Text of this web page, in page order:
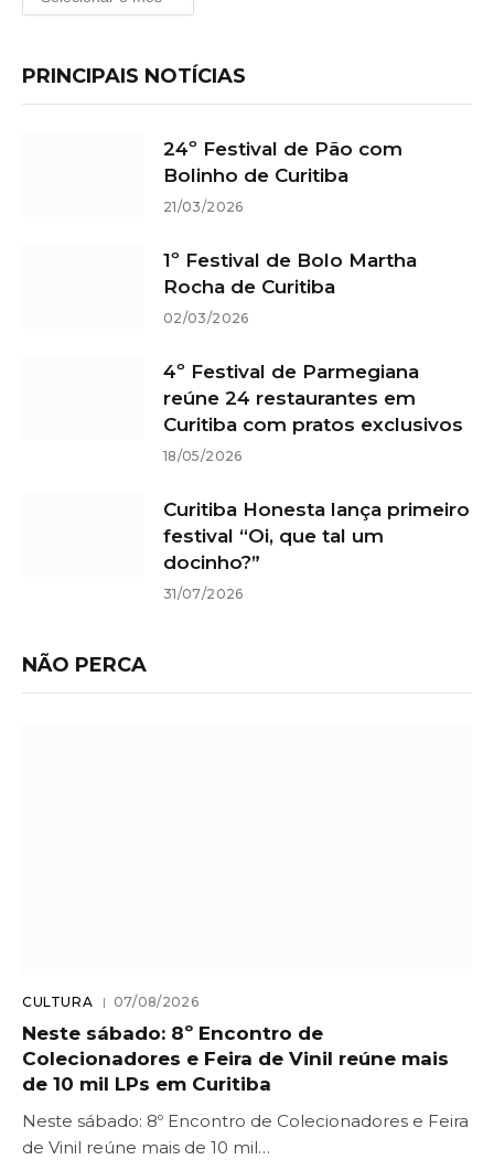
PRINCIPAIS NOTÍCIAS
24º Festival de Pão com
Bolinho de Curitiba
21/03/2026
1º Festival de Bolo Martha
Rocha de Curitiba
02/03/2026
4º Festival de Parmegiana
reúne 24 restaurantes em
Curitiba com pratos exclusivos
18/05/2026
Curitiba Honesta lança primeiro
festival “Oi, que tal um
docinho?”
31/07/2026
NÃO PERCA
CULTURA 07/08/2026
Neste sábado: 8º Encontro de
Colecionadores e Feira de Vinil reúne mais
de 10 mil LPs em Curitiba
Neste sábado: 8º Encontro de Colecionadores e Feira
de Vinil reúne mais de 10 mil…